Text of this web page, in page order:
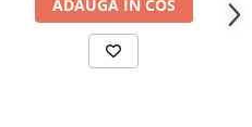
ADAUGA IN COS